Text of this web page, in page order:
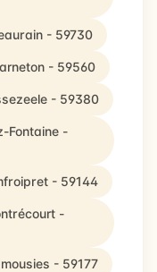
- 59730
- 59560
- 59380
Fontaine -
- 59144
-
- 59177